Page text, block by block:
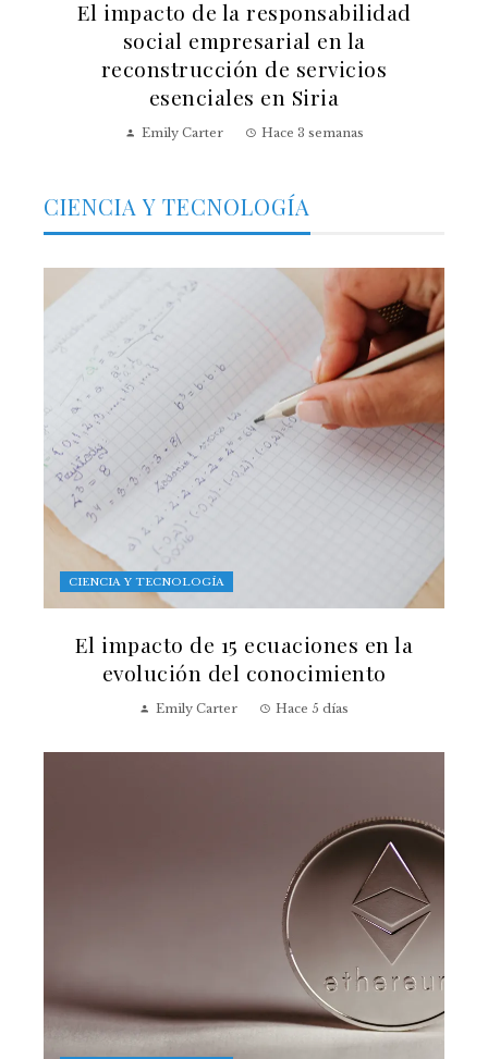
El impacto de la responsabilidad
social empresarial en la
reconstrucción de servicios
esenciales en Siria
Emily Carter Hace 3 semanas
CIENCIA Y TECNOLOGÍA
CIENCIA Y TECNOLOGÍA
El impacto de 15 ecuaciones en la
evolución del conocimiento
Emily Carter Hace 5 días